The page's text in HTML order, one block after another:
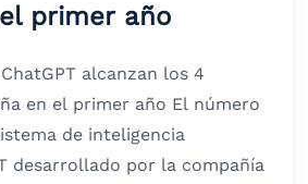
primer año
alcanzan los 4
en el primer año El número
de inteligencia
desarrollado por la compañía